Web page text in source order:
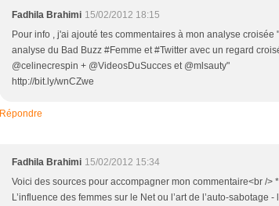
Fadhila Brahimi 15/02/2012 18:15
Pour info , j'ai ajouté tes commentaires à mon analyse croisée
analyse du Bad Buzz #Femme et #Twitter avec un regard
@celinecrespin + @VideosDuSucces et @mlsauty"
http://bit.ly/wnCZwe
Répondre
Fadhila Brahimi 15/02/2012 15:34
Voici des sources pour accompagner mon commentaire<br /> *
L’influence des femmes sur le Net ou l’art de l’auto-sabotage -